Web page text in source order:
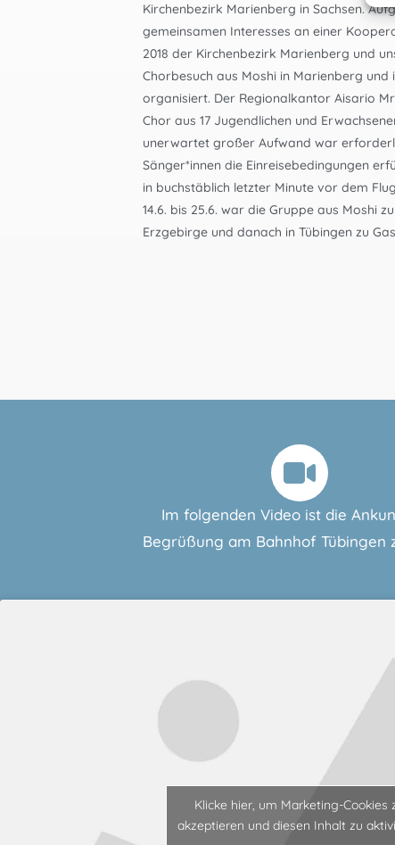
Kirchenbezirk Marienberg in Sachsen.
gemeinsamen Interesses an einer
2018 der Kirchenbezirk Marienberg und
Chorbesuch aus Moshi in Marienberg und
organisiert. Der Regionalkantor Aisario
Chor aus 17 Jugendlichen und
unerwartet großer Aufwand war
Sänger*innen die Einreisebedingungen
in buchstäblich letzter Minute vor dem
14.6. bis 25.6. war die Gruppe aus Moshi
Erzgebirge und danach in Tübingen zu
Im folgenden Video ist die
Begrüßung am Bahnhof Tübingen
Klicke hier, um Marketing-Cookies
akzeptieren und diesen Inhalt zu